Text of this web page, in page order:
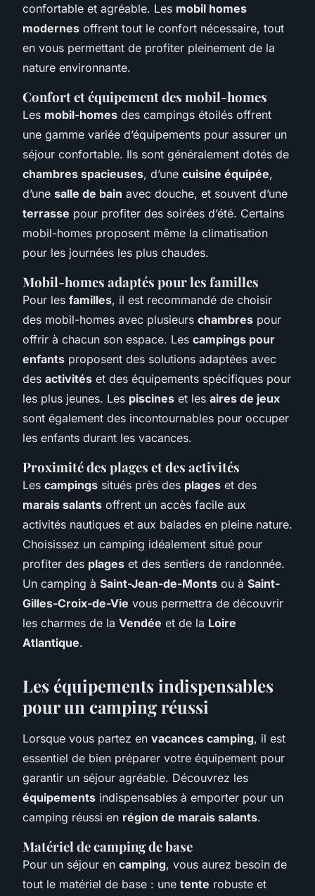
confortable et agréable. Les mobil homes
modernes offrent tout le confort nécessaire, tout
en vous permettant de profiter pleinement de la
nature environnante.
Confort et équipement des mobil-homes
Les mobil-homes des campings étoilés offrent
une gamme variée d’équipements pour assurer un
séjour confortable. Ils sont généralement dotés de
chambres spacieuses, d’une cuisine équipée,
d’une salle de bain avec douche, et souvent d’une
terrasse pour profiter des soirées d’été. Certains
mobil-homes proposent même la climatisation
pour les journées les plus chaudes.
Mobil-homes adaptés pour les familles
Pour les familles, il est recommandé de choisir
des mobil-homes avec plusieurs chambres pour
offrir à chacun son espace. Les campings pour
enfants proposent des solutions adaptées avec
des activités et des équipements spécifiques pour
les plus jeunes. Les piscines et les aires de jeux
sont également des incontournables pour occuper
les enfants durant les vacances.
Proximité des plages et des activités
Les campings situés près des plages et des
marais salants offrent un accès facile aux
activités nautiques et aux balades en pleine nature.
Choisissez un camping idéalement situé pour
profiter des plages et des sentiers de randonnée.
Un camping à Saint-Jean-de-Monts ou à Saint-
Gilles-Croix-de-Vie vous permettra de découvrir
les charmes de la Vendée et de la Loire
Atlantique.
Les équipements indispensables
pour un camping réussi
Lorsque vous partez en vacances camping, il est
essentiel de bien préparer votre équipement pour
garantir un séjour agréable. Découvrez les
équipements indispensables à emporter pour un
camping réussi en région de marais salants.
Matériel de camping de base
Pour un séjour en camping, vous aurez besoin de
tout le matériel de base : une tente robuste et